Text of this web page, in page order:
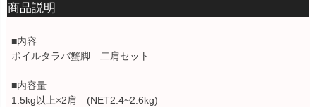
商品説明
■内容
ボイルタラバ蟹脚 二肩セット
■内容量
1.5kg以上×2肩 (NET2.4~2.6kg)